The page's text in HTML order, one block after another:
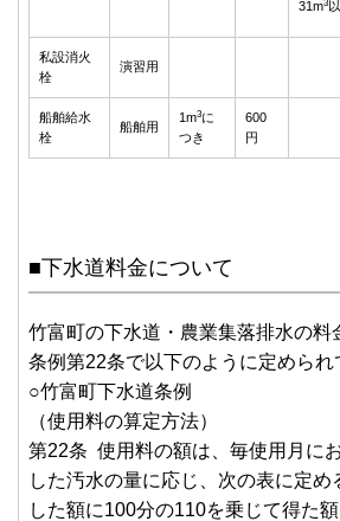
31m3
私設消火
栓
演習用
船舶給水
栓
船舶用
1m3に
つき
600
円
■下水道料金について
竹富町の下水道・農業集落排水の料
条例第22条で以下のように定められ
○竹富町下水道条例
（使用料の算定方法）
第22条 使用料の額は、毎使用月に
した汚水の量に応じ、次の表に定め
した額に100分の110を乗じて得た